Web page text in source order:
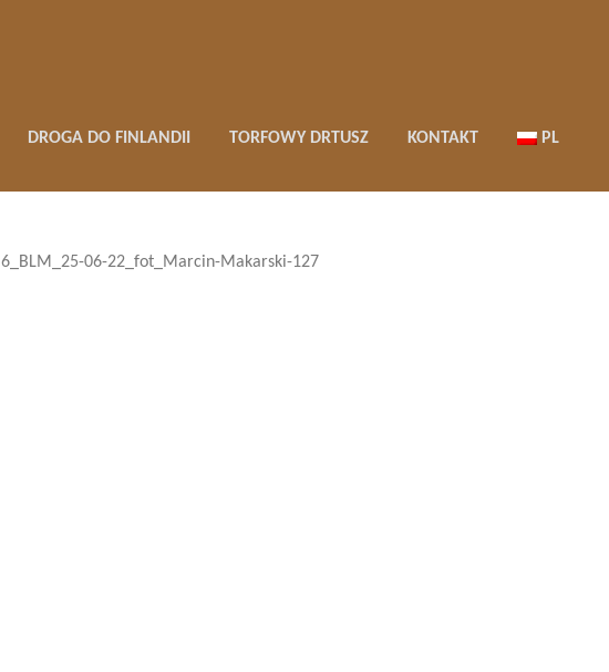
DROGA DO FINLANDII TORFOWY DRTUSZ KONTAKT PL
6_BLM_25-06-22_fot_Marcin-Makarski-127